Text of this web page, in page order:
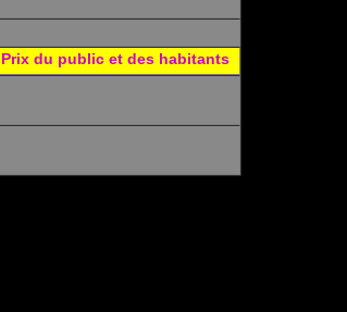
Prix du public et des habitants